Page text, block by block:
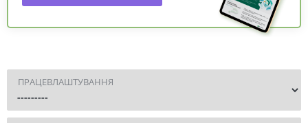
ПРАЦЕВЛАШТУВАННЯ